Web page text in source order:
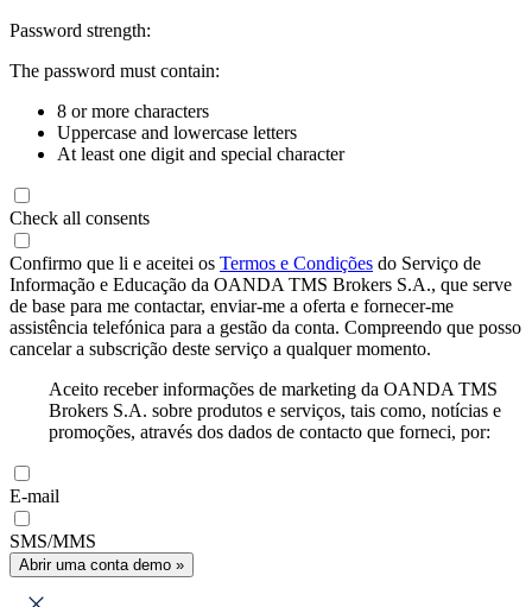
Password strength:
The password must contain:
8 or more characters
Uppercase and lowercase letters
At least one digit and special character
Check all consents
Confirmo que li e aceitei os Termos e Condições do Serviço de
Informação e Educação da OANDA TMS Brokers S.A., que serve
de base para me contactar, enviar-me a oferta e fornecer-me
assistência telefónica para a gestão da conta. Compreendo que posso
cancelar a subscrição deste serviço a qualquer momento.
Aceito receber informações de marketing da OANDA TMS
Brokers S.A. sobre produtos e serviços, tais como, notícias e
promoções, através dos dados de contacto que forneci, por:
E-mail
SMS/MMS
Abrir uma conta demo »